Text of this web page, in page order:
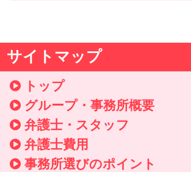
サイトマップ
トップ
グループ・事務所概要
弁護士・スタッフ
弁護士費用
事務所選びのポイント